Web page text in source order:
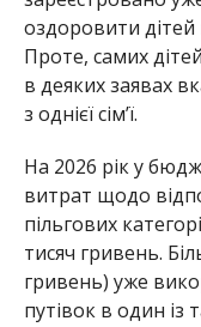
оздоровити
Проте, самих
в деяких заявах
з однієї сім’ї.
На 2026 рік у
витрат щодо
пільгових
тисяч гривень.
гривень) уже
путівок в один із